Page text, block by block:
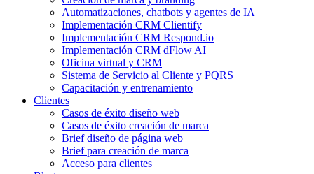
Automatizaciones, chatbots y agentes de IA
Implementación CRM Clientify
Implementación CRM Respond.io
Implementación CRM dFlow AI
Oficina virtual y CRM
Sistema de Servicio al Cliente y PQRS
Capacitación y entrenamiento
Clientes
Casos de éxito diseño web
Casos de éxito creación de marca
Brief diseño de página web
Brief para creación de marca
Acceso para clientes